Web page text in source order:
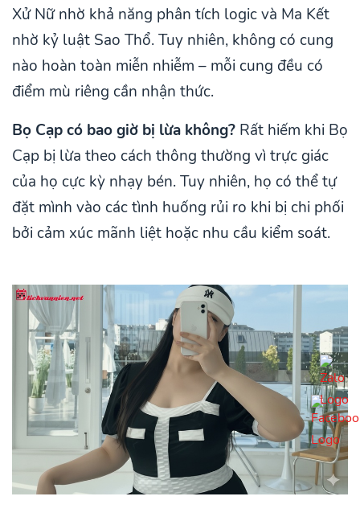
Xử Nữ nhờ khả năng phân tích logic và Ma Kết
nhờ kỷ luật Sao Thổ. Tuy nhiên, không có cung
nào hoàn toàn miễn nhiễm – mỗi cung đều có
điểm mù riêng cần nhận thức.
Bọ Cạp có bao giờ bị lừa không? Rất hiếm khi Bọ
Cạp bị lừa theo cách thông thường vì trực giác
của họ cực kỳ nhạy bén. Tuy nhiên, họ có thể tự
đặt mình vào các tình huống rủi ro khi bị chi phối
bởi cảm xúc mãnh liệt hoặc nhu cầu kiểm soát.